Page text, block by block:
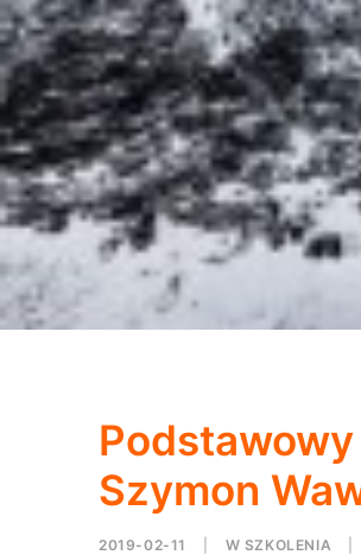
Szymon
2019-02-11 W SZKOLENIA